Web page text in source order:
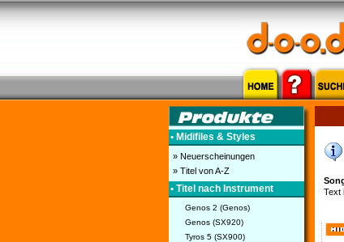
• Midifiles & Styles
» Neuerscheinungen
» Titel von A-Z
• Titel nach Instrument
Genos 2 (Genos)
Genos (SX920)
Tyros 5 (SX900)
Text